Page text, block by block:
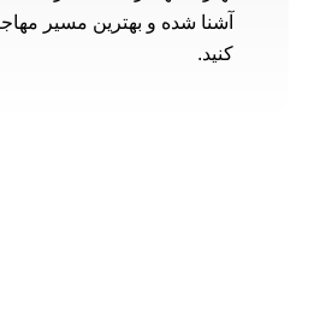
آشنا شده و بهترین مسیر
کنید.